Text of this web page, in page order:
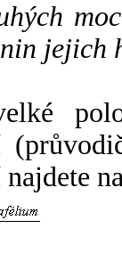
jejich